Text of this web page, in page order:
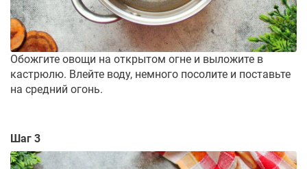
Обожгите овощи на открытом огне и выложите в
кастрюлю. Влейте воду, немного посолите и поставьте
на средний огонь.
Шаг 3